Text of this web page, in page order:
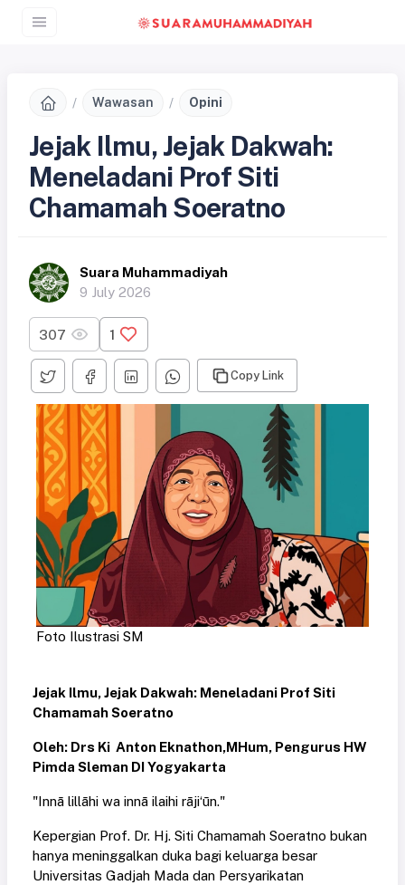
Wawasan Opini
Jejak Ilmu, Jejak Dakwah:
Meneladani Prof Siti
Chamamah Soeratno
Suara Muhammadiyah
9 July 2026
307 1
Copy Link
Foto Ilustrasi SM
Jejak Ilmu, Jejak Dakwah: Meneladani Prof Siti
Chamamah Soeratno
Oleh: Drs Ki Anton Eknathon,MHum, Pengurus HW
Pimda Sleman DI Yogyakarta
"Innā lillāhi wa innā ilaihi rāji‘ūn."
Kepergian Prof. Dr. Hj. Siti Chamamah Soeratno bukan
hanya meninggalkan duka bagi keluarga besar
Universitas Gadjah Mada dan Persyarikatan